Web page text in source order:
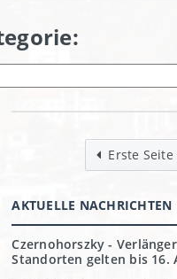
Erste Seite
AKTUELLE NACHRICHTEN
Czernohorszky -
Standorten gelten bis 16.